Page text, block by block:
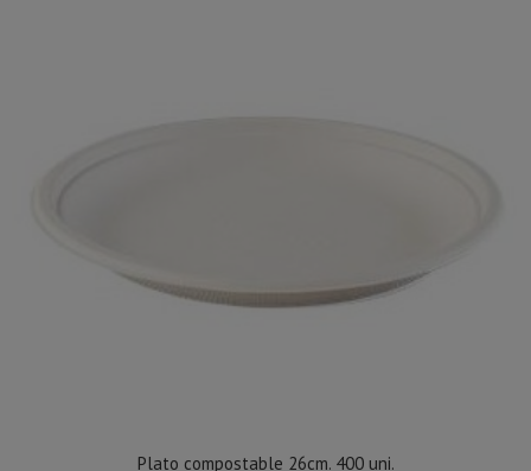
Plato compostable 26cm. 400 uni.